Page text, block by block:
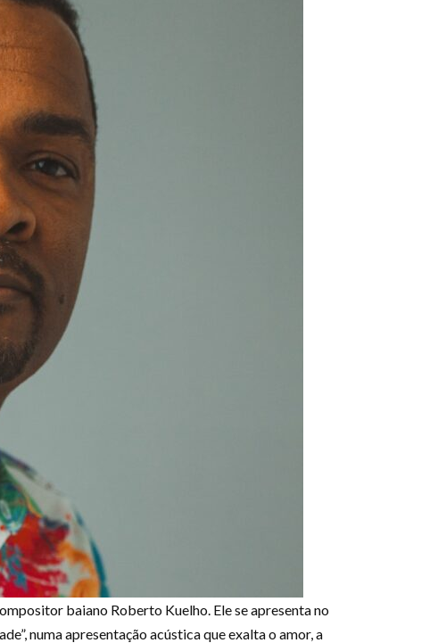
baiano Roberto Kuelho. Ele se apresenta no
numa apresentação acústica que exalta o amor, a